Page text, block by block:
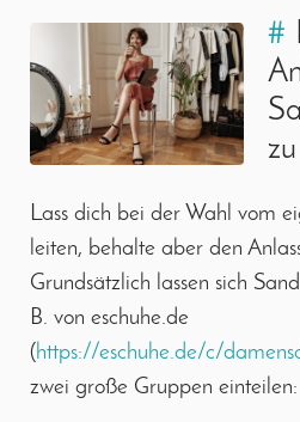
#
Lass dich bei der Wahl vom
leiten, behalte aber den
Grundsätzlich lassen sich
B. von eschuhe.de
(https://eschuhe.de/c/
zwei große Gruppen einteilen: